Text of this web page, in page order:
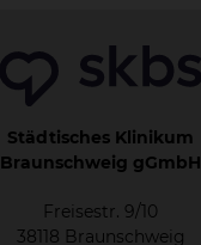
Städtisches Klinikum
Braunschweig gGmbH
Freisestr. 9/10
38118 Braunschweig